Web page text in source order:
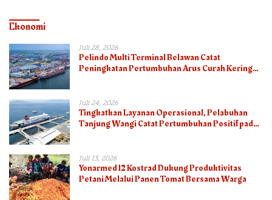
Ekonomi
Juli 28, 2026
Pelindo Multi Terminal Belawan Catat
Peningkatan Pertumbuhan Arus Curah Kering
Juli 24, 2026
Tingkatkan Layanan Operasional, Pelabuhan
Tanjung Wangi Catat Pertumbuhan Positif pada
Juli 13, 2026
Yonarmed 12 Kostrad Dukung Produktivitas
Petani Melalui Panen Tomat Bersama Warga